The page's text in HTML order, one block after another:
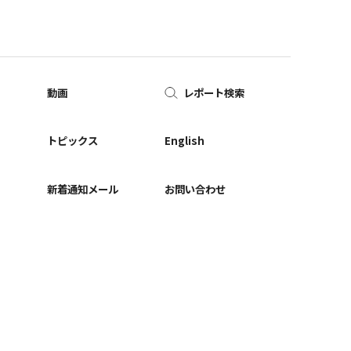
動画
トピックス
新着通知メール
レポート検索
English
お問い合わせ